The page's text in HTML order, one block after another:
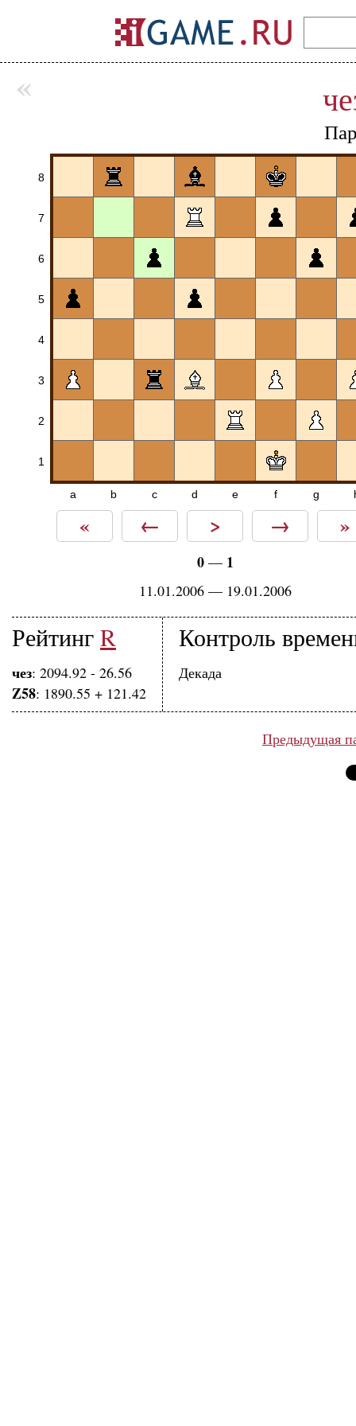
8
7
6
5
4
3
2
1
a b c d e f g
« ← > → »
0— 1
11.01.2006 — 19.01.2006
Рейтинг R
чез: 2094.92 - 26.56
Z58: 1890.55 + 121.42
Контроль
Декада
Предыдущая
«